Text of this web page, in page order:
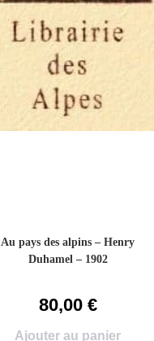
Au pays des alpins – Henry
Duhamel – 1902
80,00 €
Ajouter au panier